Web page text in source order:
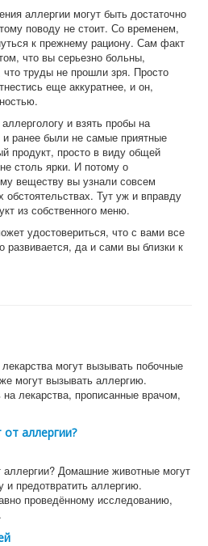
аллергии могут быть достаточно
поводу не стоит. Со временем,
к прежнему рациону. Сам факт
что вы серьезно больны,
что труды не прошли зря. Просто
еще аккуратнее, и он,
и взять пробы на
ранее были не самые приятные
продукт, просто в виду общей
столь ярки. И потому о
веществу вы узнали совсем
Тут уж и вправду
из собственного меню.
удостовериться, что с вами все
развивается, да и сами вы близки к
могут вызывать побочные
могут вызывать аллергию.
лекарства, прописанные врачом,
аллергии?
аллергии? Домашние животные могут
предотвратить аллергию.
проведённому исследованию,